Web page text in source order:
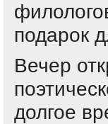
подарок
Вечер
долгое